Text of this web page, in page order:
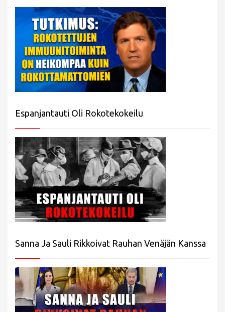
Espanjantauti Oli Rokotekokeilu
Sanna Ja Sauli Rikkoivat Rauhan Venäjän Kanssa